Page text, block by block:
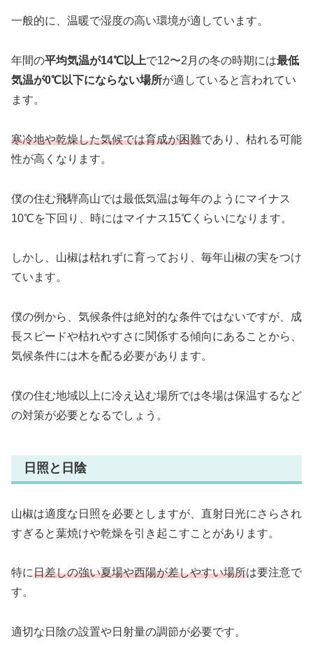
一般的に、温暖で湿度の高い環境が適しています。
年間の平均気温が14℃以上で12〜2月の冬の時期には最低
気温が0℃以下にならない場所が適していると言われてい
ます。
寒冷地や乾燥した気候では育成が困難であり、枯れる可能
性が高くなります。
僕の住む飛騨高山では最低気温は毎年のようにマイナス
10℃を下回り、時にはマイナス15℃くらいになります。
しかし、山椒は枯れずに育っており、毎年山椒の実をつけ
ています。
僕の例から、気候条件は絶対的な条件ではないですが、成
長スピードや枯れやすさに関係する傾向にあることから、
気候条件には木を配る必要があります。
僕の住む地域以上に冷え込む場所では冬場は保温するなど
の対策が必要となるでしょう。
日照と日陰
山椒は適度な日照を必要としますが、直射日光にさらされ
すぎると葉焼けや乾燥を引き起こすことがあります。
特に日差しの強い夏場や西陽が差しやすい場所は要注意で
す。
適切な日陰の設置や日射量の調節が必要です。